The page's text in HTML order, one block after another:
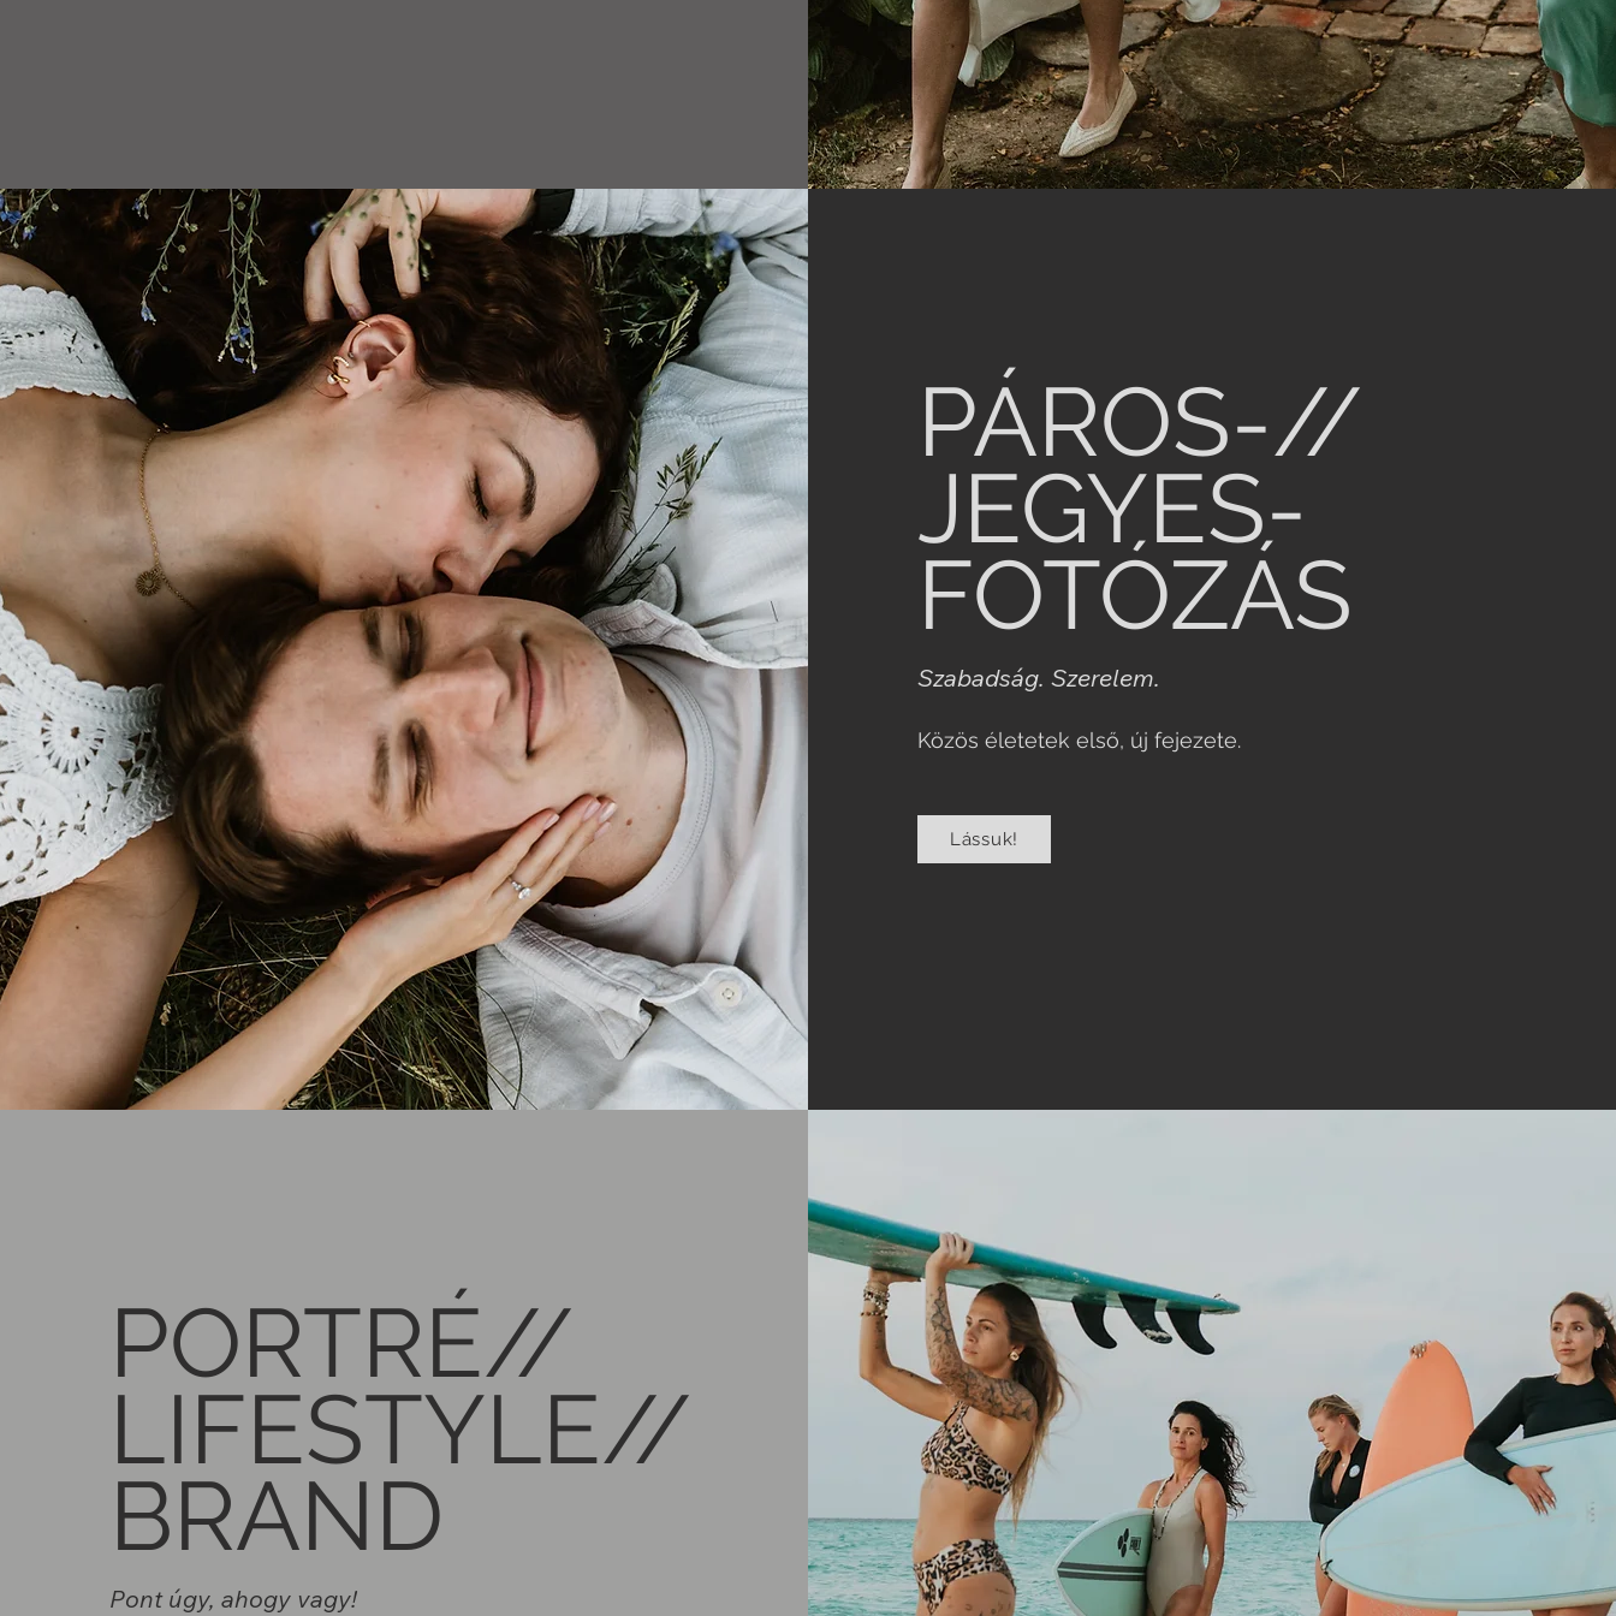
PÁROS-//
JEGYES-
FOTÓZÁS
Szabadság. Szerelem.
Közös életetek első, új fejezete.
Lássuk!
PORTRÉ//
LIFESTYLE//
BRAND
Pont úgy, ahogy vagy!